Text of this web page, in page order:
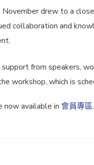
drew to a
collaboration and
from speakers,
workshop, which is
now available in 會員專區.